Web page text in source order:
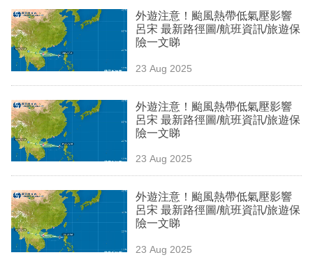
樓
商
技
職
生
外遊注意！颱風熱帶低氣壓影響
呂宋 最新路徑圖/航班資訊/旅遊保
險一文睇
23 Aug 2025
外遊注意！颱風熱帶低氣壓影響
呂宋 最新路徑圖/航班資訊/旅遊保
險一文睇
23 Aug 2025
外遊注意！颱風熱帶低氣壓影響
呂宋 最新路徑圖/航班資訊/旅遊保
險一文睇
23 Aug 2025